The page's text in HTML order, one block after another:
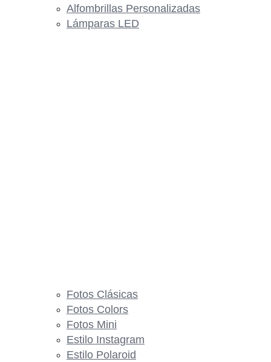
Alfombrillas Personalizadas
Lámparas LED
Fotos Clásicas
Fotos Colors
Fotos Mini
Estilo Instagram
Estilo Polaroid